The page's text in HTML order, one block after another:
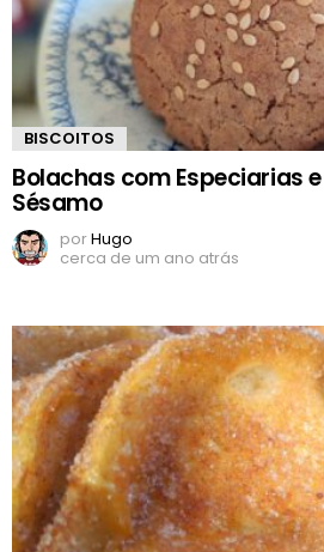
BISCOITOS
Bolachas com Especiarias
Sésamo
porHugo
cerca de um ano atrás